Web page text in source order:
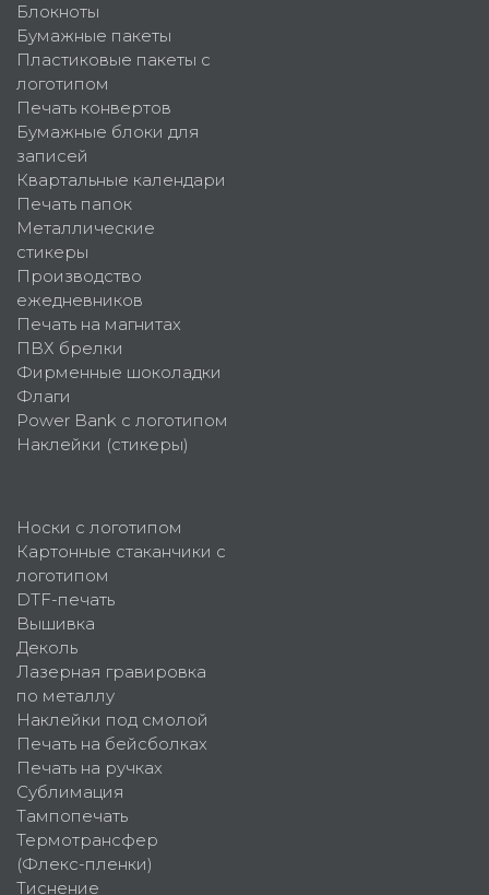
Блокноты
Бумажные пакеты
Пластиковые пакеты с
логотипом
Печать конвертов
Бумажные блоки для
записей
Квартальные календари
Печать папок
Металлические
стикеры
Производство
ежедневников
Печать на магнитах
ПВХ брелки
Фирменные шоколадки
Флаги
Power Bank с логотипом
Наклейки (стикеры)
Носки с логотипом
Картонные стаканчики с
логотипом
DTF-печать
Вышивка
Деколь
Лазерная гравировка
по металлу
Наклейки под смолой
Печать на бейсболках
Печать на ручках
Сублимация
Тампопечать
Термотрансфер
(Флекс-пленки)
Тиснение